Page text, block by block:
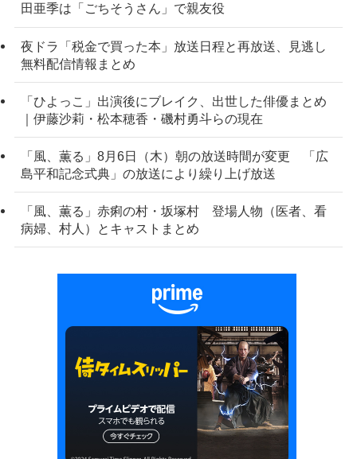
田亜季は「ごちそうさん」で親友役
夜ドラ「税金で買った本」放送日程と再放送、見逃し
無料配信情報まとめ
「ひよっこ」出演後にブレイク、出世した俳優まとめ
｜伊藤沙莉・松本穂香・磯村勇斗らの現在
「風、薫る」8月6日（木）朝の放送時間が変更 「広
島平和記念式典」の放送により繰り上げ放送
「風、薫る」赤痢の村・坂塚村 登場人物（医者、看
病婦、村人）とキャストまとめ